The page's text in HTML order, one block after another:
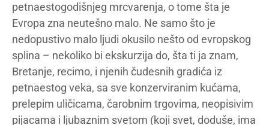
petnaestogodišnjeg mrcvarenja, o tome šta je
Evropa zna neutešno malo. Ne samo što je
nedopustivo malo ljudi okusilo nešto od evropskog
splina – nekoliko bi ekskurzija do, šta ti ja znam,
Bretanje, recimo, i njenih čudesnih gradića iz
petnaestog veka, sa sve konzerviranim kućama,
prelepim uličicama, čarobnim trgovima, neopisivim
pijacama i ljubaznim svetom (koji svet, doduše, ima